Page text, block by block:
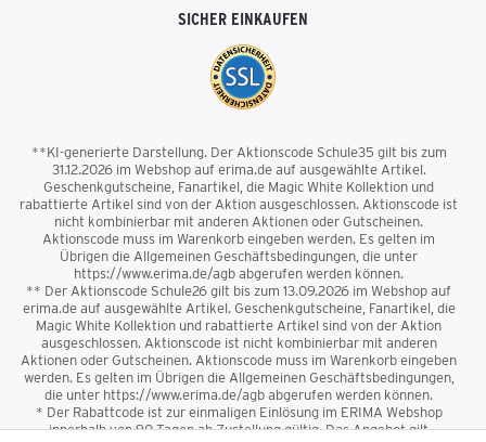
SICHER EINKAUFEN
**KI-generierte Darstellung. Der Aktionscode Schule35 gilt bis zum
31.12.2026 im Webshop auf erima.de auf ausgewählte Artikel.
Geschenkgutscheine, Fanartikel, die Magic White Kollektion und
rabattierte Artikel sind von der Aktion ausgeschlossen. Aktionscode ist
nicht kombinierbar mit anderen Aktionen oder Gutscheinen.
Aktionscode muss im Warenkorb eingeben werden. Es gelten im
Übrigen die Allgemeinen Geschäftsbedingungen, die unter
https://www.erima.de/agb abgerufen werden können.
** Der Aktionscode Schule26 gilt bis zum 13.09.2026 im Webshop auf
erima.de auf ausgewählte Artikel. Geschenkgutscheine, Fanartikel, die
Magic White Kollektion und rabattierte Artikel sind von der Aktion
ausgeschlossen. Aktionscode ist nicht kombinierbar mit anderen
Aktionen oder Gutscheinen. Aktionscode muss im Warenkorb eingeben
werden. Es gelten im Übrigen die Allgemeinen Geschäftsbedingungen,
die unter https://www.erima.de/agb abgerufen werden können.
* Der Rabattcode ist zur einmaligen Einlösung im ERIMA Webshop
innerhalb von 90 Tagen ab Zustellung gültig. Das Angebot gilt